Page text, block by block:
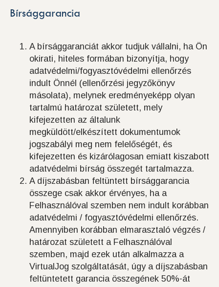
Bírsággarancia
A bírsággaranciát akkor tudjuk vállalni, ha Ön
okirati, hiteles formában bizonyítja, hogy
adatvédelmi/fogyasztóvédelmi ellenőrzés
indult Önnél (ellenőrzési jegyzőkönyv
másolata), melynek eredményeképp olyan
tartalmú határozat született, mely
kifejezetten az általunk
megküldött/elkészített dokumentumok
jogszabályi meg nem felelőségét, és
kifejezetten és kizárólagosan emiatt kiszabott
adatvédelmi bírság összegét tartalmazza.
A díjszabásban feltüntett bírsággarancia
összege csak akkor érvényes, ha a
Felhasználóval szemben nem indult korábban
adatvédelmi / fogyasztóvédelmi ellenőrzés.
Amennyiben korábban elmarasztaló végzés /
határozat született a Felhasználóval
szemben, majd ezek után alkalmazza a
VirtualJog szolgáltatását, úgy a díjszabásban
feltüntetett garancia összegének 50%-át